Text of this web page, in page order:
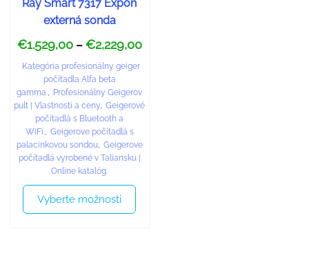
Ray Smart 7317 Expon
externá sonda
€1.529,00 – €2,229,00
Kategória profesionálny geiger
počítadla Alfa beta
gamma., Profesionálny Geigerov
pult | Vlastnosti a ceny, Geigerové
počítadlá s Bluetooth a
WiFi., Geigerove počítadlá s
palacinkovou sondou, Geigerove
počítadlá vyrobené v Taliansku |
Online katalóg.
Vyberte možnosti